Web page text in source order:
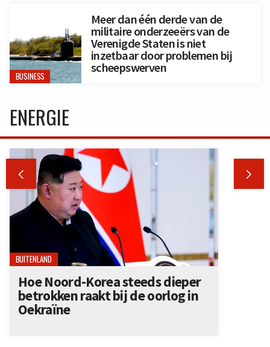
BUSINESS
Meer dan één derde van de
militaire onderzeeërs van de
Verenigde Staten is niet
inzetbaar door problemen bij
scheepswerven
ENERGIE
 
BUITENLAND
Hoe Noord-Korea steeds dieper
betrokken raakt bij de oorlog in
Oekraïne